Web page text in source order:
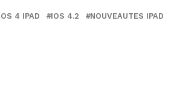
4 IPAD IOS 4.2 NOUVEAUTES IPAD